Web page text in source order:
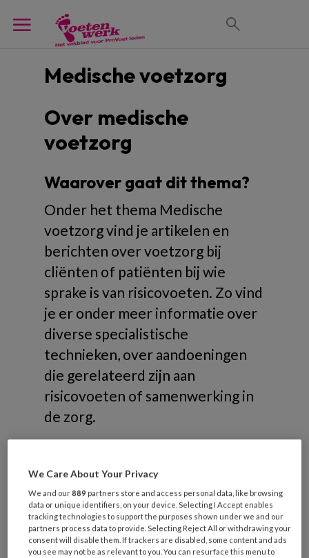
Medische voetzorg
Over medische
voetzorg
Waarover gaat dit thema?
Onder het thema Medische
voetzorg vind je artikelen en
berichten over voetzorg bij
cliënten of patiënten bij wie
sprake is van risicovoeten. Zo vind
je er onder meer informatie over
diverse specialistische
technieken, over aandoeningen
die gerelateerd zijn aan
risicovoeten of samenwerking in
de zorg.
Onderwerpen
Risicovoeten
We Care About Your Privacy
We and our889 partners store and access personal data, like browsing
data or unique identifiers, on your device. Selecting I Accept enables
tracking technologies to support the purposes shown under we and our
partners process data to provide. Selecting Reject All or withdrawing your
consent will disable them. If trackers are disabled, some content and ads
you see may not be as relevant to you. You can resurface this menu to